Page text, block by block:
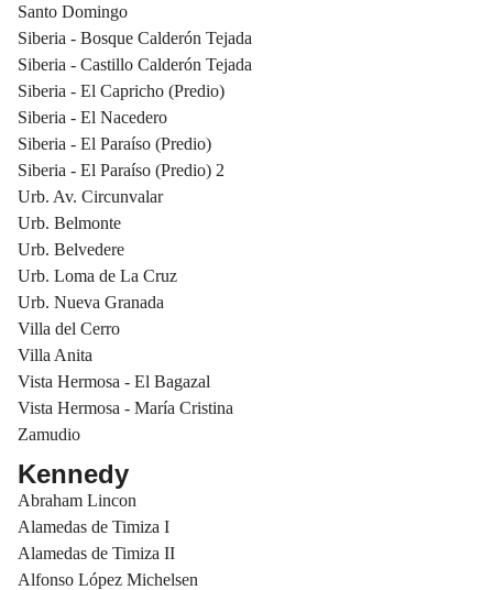
Santo Domingo
Siberia - Bosque Calderón Tejada
Siberia - Castillo Calderón Tejada
Siberia - El Capricho (Predio)
Siberia - El Nacedero
Siberia - El Paraíso (Predio)
Siberia - El Paraíso (Predio) 2
Urb. Av. Circunvalar
Urb. Belmonte
Urb. Belvedere
Urb. Loma de La Cruz
Urb. Nueva Granada
Villa del Cerro
Villa Anita
Vista Hermosa - El Bagazal
Vista Hermosa - María Cristina
Zamudio
Kennedy
Abraham Lincon
Alamedas de Timiza I
Alamedas de Timiza II
Alfonso López Michelsen